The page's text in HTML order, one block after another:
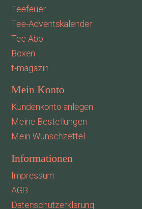
Teefeuer
Tee-Adventskalender
Tee Abo
Boxen
t-magazin
Mein Konto
Kundenkonto anlegen
Meine Bestellungen
Mein Wunschzettel
Informationen
Impressum
AGB
Datenschutzerklärung